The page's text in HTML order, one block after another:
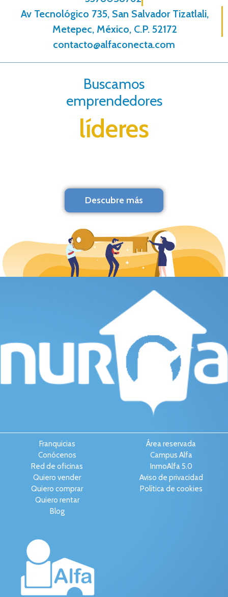
Av Tecnológico 735, San Salvador Tizatlali,
Metepec, México, C.P. 52172
contacto@alfaconecta.com
Buscamos
emprendedores
líderes
Descubre más
Franquicias
Conócenos
Red de oficinas
Quiero vender
Quiero comprar
Quiero rentar
Blog
Área reservada
Campus Alfa
InmoAlfa 5.0
Aviso de privacidad
Política de cookies